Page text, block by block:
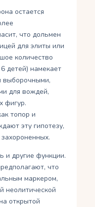
остается
что дольмен
для элиты или
количество
детей) намекает
выборочными,
для вождей,
фигур.
топор и
эту гипотезу,
и другие функции.
что
маркером,
неолитической
открытой